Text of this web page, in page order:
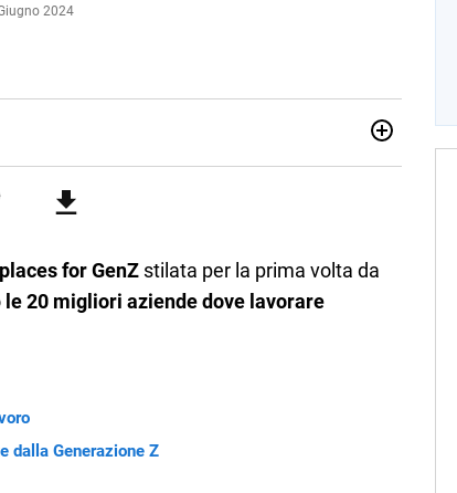
2024
quotidiano, i libri la mia via per evadere e viaggiare con
for GenZ stilata per la prima volta da
le 20 migliori aziende dove lavorare
dalla Generazione Z